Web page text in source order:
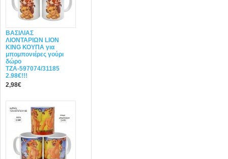
ΒΑΣΙΛΙΑΣ
ΛΙΟΝΤΑΡΙΩΝ LION
KING ΚΟΥΠΑ για
μπομπονιέρες γούρι
δώρο
ΤΖΑ-597074/31185
2.98€!!!
2,98€